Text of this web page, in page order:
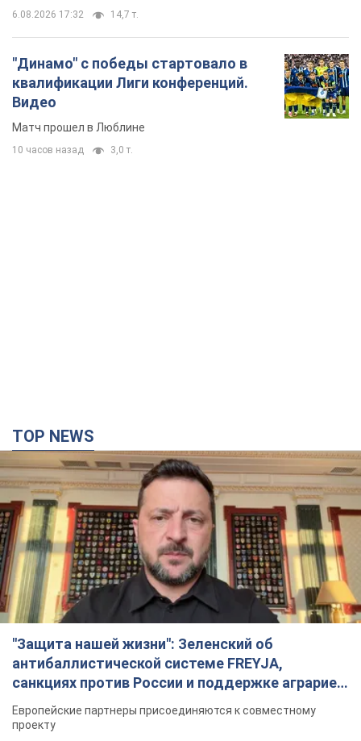
6.08.2026 17:32 14,7 т.
"Динамо" с победы стартовало в
квалификации Лиги конференций.
Видео
Матч прошел в Люблине
10 часов назад 3,0 т.
TOP NEWS
"Защита нашей жизни": Зеленский об
антибаллистической системе FREYJA,
санкциях против России и поддержке аграриев.
Видео
Европейские партнеры присоединяются к совместному
проекту